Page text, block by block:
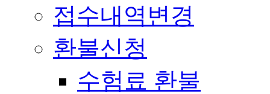
접수내역변경
환불신청
수험료 환불